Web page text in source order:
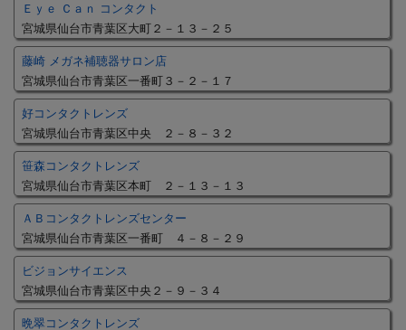
Ｅｙｅ Ｃａｎ コンタクト
宮城県仙台市青葉区大町２－１３－２５
藤崎 メガネ補聴器サロン店
宮城県仙台市青葉区一番町３－２－１７
好コンタクトレンズ
宮城県仙台市青葉区中央 ２－８－３２
笹森コンタクトレンズ
宮城県仙台市青葉区本町 ２－１３－１３
ＡＢコンタクトレンズセンター
宮城県仙台市青葉区一番町 ４－８－２９
ビジョンサイエンス
宮城県仙台市青葉区中央２－９－３４
晩翠コンタクトレンズ